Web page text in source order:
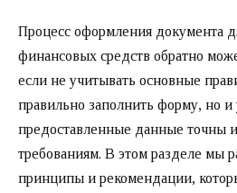
Процесс оформления документа
финансовых средств обратно
если не учитывать основные
правильно заполнить форму, но и
предоставленные данные точны
требованиям. В этом разделе мы
принципы и рекомендации,